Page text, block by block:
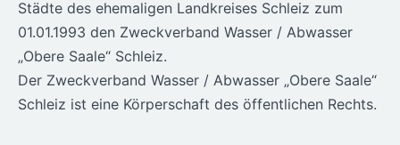
Städte des ehemaligen Landkreises Schleiz zum
01.01.1993 den Zweckverband Wasser / Abwasser
„Obere Saale“ Schleiz.
Der Zweckverband Wasser / Abwasser „Obere Saale“
Schleiz ist eine Körperschaft des öffentlichen Rechts.